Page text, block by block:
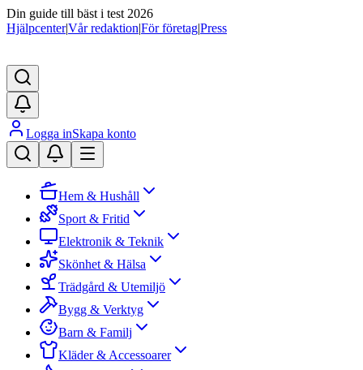
Din guide till bäst i test 2026
Hjälpcenter|Vår redaktion|För företag|Press
Logga inSkapa konto
Hem & Hushåll
Sport & Fritid
Elektronik & Teknik
Skönhet & Hälsa
Trädgård & Utemiljö
Bygg & Verktyg
Barn & Familj
Kläder & Accessoarer